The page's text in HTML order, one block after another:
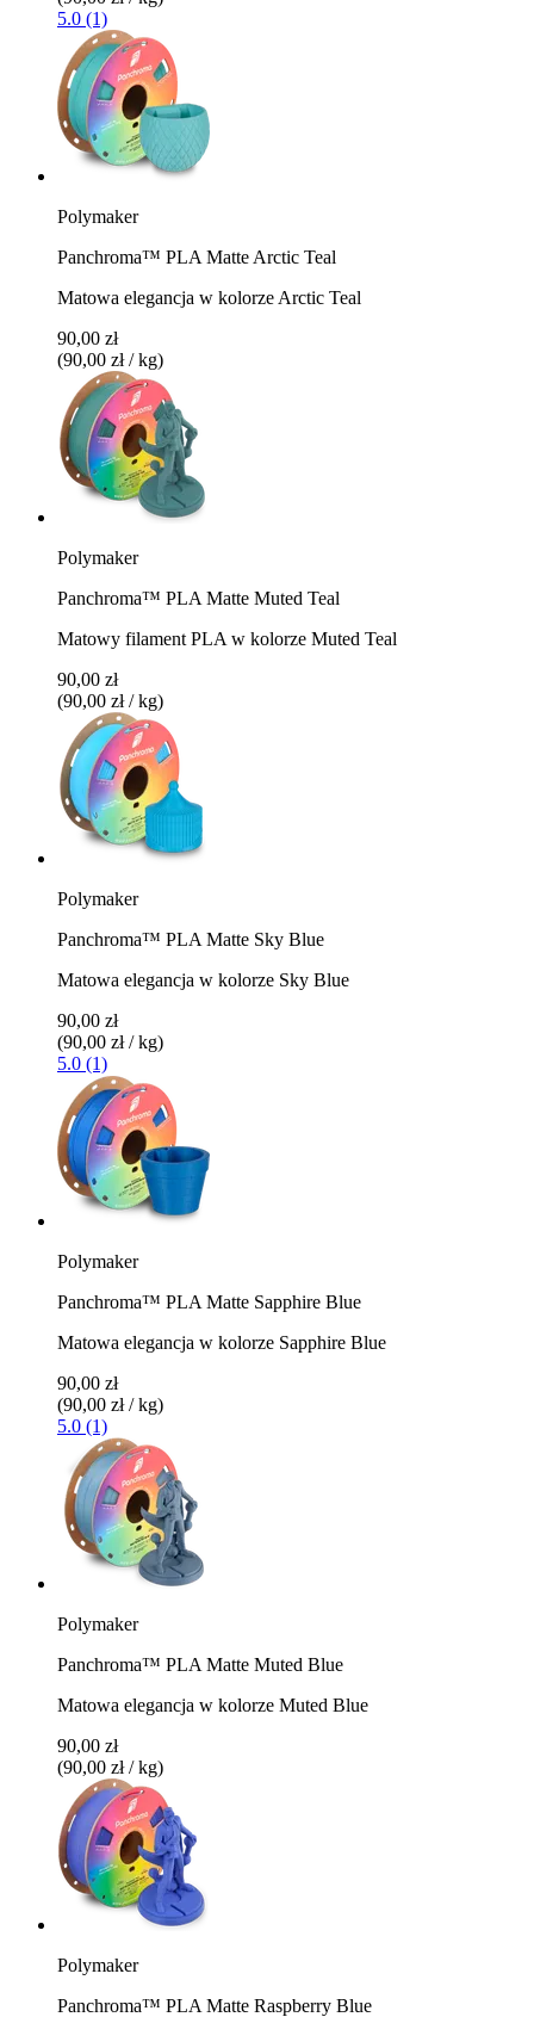
5.0 (1)
Polymaker
Panchroma™ PLA Matte Arctic Teal
Matowa elegancja w kolorze Arctic Teal
90,00 zł
(90,00 zł / kg)
Polymaker
Panchroma™ PLA Matte Muted Teal
Matowy filament PLA w kolorze Muted Teal
90,00 zł
(90,00 zł / kg)
Polymaker
Panchroma™ PLA Matte Sky Blue
Matowa elegancja w kolorze Sky Blue
90,00 zł
(90,00 zł / kg)
5.0 (1)
Polymaker
Panchroma™ PLA Matte Sapphire Blue
Matowa elegancja w kolorze Sapphire Blue
90,00 zł
(90,00 zł / kg)
5.0 (1)
Polymaker
Panchroma™ PLA Matte Muted Blue
Matowa elegancja w kolorze Muted Blue
90,00 zł
(90,00 zł / kg)
Polymaker
Panchroma™ PLA Matte Raspberry Blue